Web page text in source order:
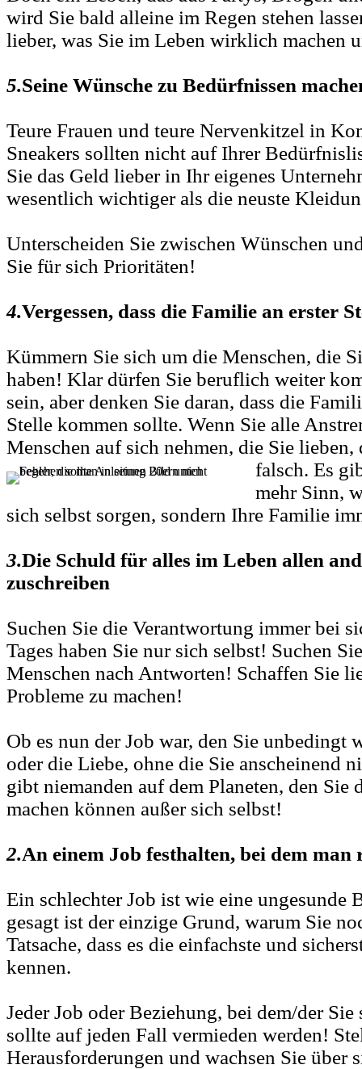
wird Sie bald alleine im Regen stehen
lieber, was Sie im Leben wirklich machen
5.Seine Wünsche zu Bedürfnissen
Teure Frauen und teure Nervenkitzel in
Sneakers sollten nicht auf Ihrer
Sie das Geld lieber in Ihr eigenes
wesentlich wichtiger als die neuste
Unterscheiden Sie zwischen Wünschen
Sie für sich Prioritäten!
4.Vergessen, dass die Familie an erster
Kümmern Sie sich um die Menschen, die
haben! Klar dürfen Sie beruflich weiter
sein, aber denken Sie daran, dass die
Stelle kommen sollte. Wenn Sie alle
Menschen auf sich nehmen, die Sie lieben,
falsch. Es
mehr Sinn,
sich selbst sorgen, sondern Ihre Familie
3.Die Schuld für alles im Leben allen
zuschreiben
Suchen Sie die Verantwortung immer bei
Tages haben Sie nur sich selbst! Suchen
Menschen nach Antworten! Schaffen Sie
Probleme zu machen!
Ob es nun der Job war, den Sie unbedingt
oder die Liebe, ohne die Sie anscheinend
gibt niemanden auf dem Planeten, den
machen können außer sich selbst!
2.An einem Job festhalten, bei dem
Ein schlechter Job ist wie eine ungesunde
gesagt ist der einzige Grund, warum Sie
Tatsache, dass es die einfachste und
kennen.
Jeder Job oder Beziehung, bei dem/der
sollte auf jeden Fall vermieden werden!
Herausforderungen und wachsen Sie über